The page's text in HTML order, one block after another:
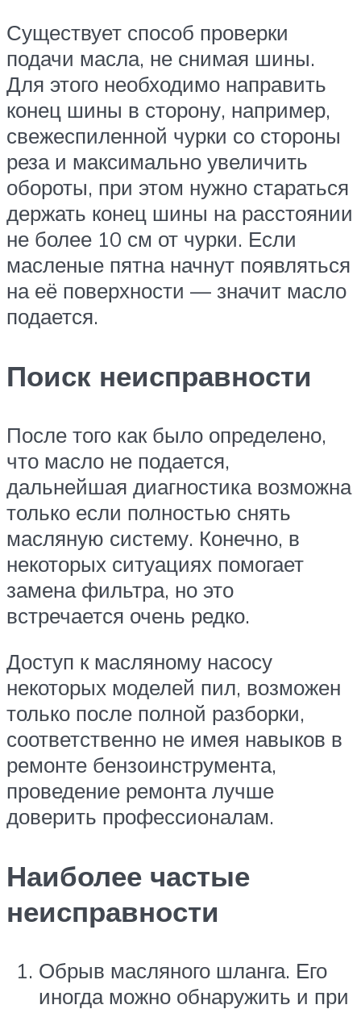
Существует способ проверки
подачи масла, не снимая шины.
Для этого необходимо направить
конец шины в сторону, например,
свежеспиленной чурки со стороны
реза и максимально увеличить
обороты, при этом нужно стараться
держать конец шины на расстоянии
не более 10 см от чурки. Если
масленые пятна начнут появляться
на её поверхности — значит масло
подается.
Поиск неисправности
После того как было определено,
что масло не подается,
дальнейшая диагностика возможна
только если полностью снять
масляную систему. Конечно, в
некоторых ситуациях помогает
замена фильтра, но это
встречается очень редко.
Доступ к масляному насосу
некоторых моделей пил, возможен
только после полной разборки,
соответственно не имея навыков в
ремонте бензоинструмента,
проведение ремонта лучше
доверить профессионалам.
Наиболее частые
неисправности
Обрыв масляного шланга. Его
иногда можно обнаружить и при